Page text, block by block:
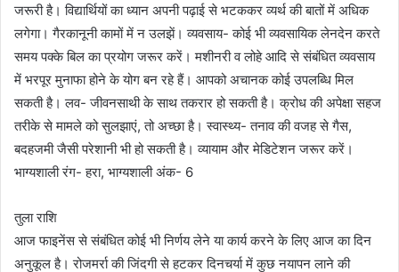
जरूरी है। विद्यार्थियों का ध्यान अपनी पढ़ाई से भटककर व्यर्थ की बातों में अधिक
लगेगा। गैरकानूनी कामों में न उलझें। व्यवसाय- कोई भी व्यवसायिक लेनदेन करते
समय पक्के बिल का प्रयोग जरूर करें। मशीनरी व लोहे आदि से संबंधित व्यवसाय
में भरपूर मुनाफा होने के योग बन रहे हैं। आपको अचानक कोई उपलब्धि मिल
सकती है। लव- जीवनसाथी के साथ तकरार हो सकती है। क्रोध की अपेक्षा सहज
तरीके से मामले को सुलझाएं, तो अच्छा है। स्वास्थ्य- तनाव की वजह से गैस,
बदहजमी जैसी परेशानी भी हो सकती है। व्यायाम और मेडिटेशन जरूर करें।
भाग्यशाली रंग- हरा, भाग्यशाली अंक- 6
तुला राशि
आज फाइनेंस से संबंधित कोई भी निर्णय लेने या कार्य करने के लिए आज का दिन
अनुकूल है। रोजमर्रा की जिंदगी से हटकर दिनचर्या में कुछ नयापन लाने की